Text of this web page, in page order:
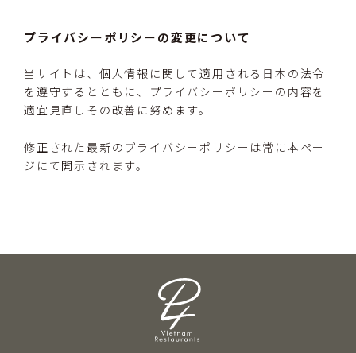
プライバシーポリシーの変更について
当サイトは、個人情報に関して適用される日本の法令
を遵守するとともに、プライバシーポリシーの内容を
適宜見直しその改善に努めます。
修正された最新のプライバシーポリシーは常に本ペー
ジにて開示されます。